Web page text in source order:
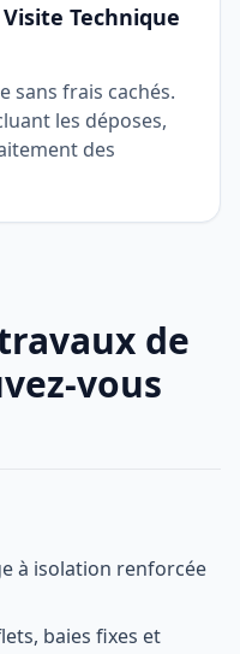
Technique
sans frais cachés.
les déposes,
des
de
vous
à isolation renforcée
baies fixes et